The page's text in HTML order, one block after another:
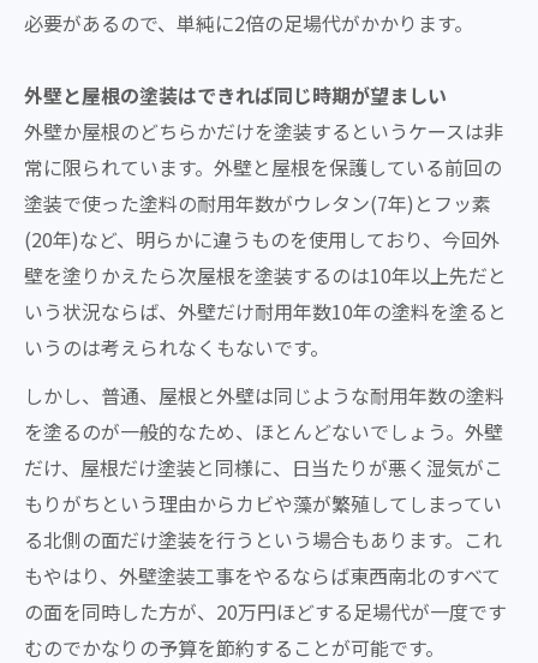
必要があるので、単純に2倍の足場代がかかります。
外壁と屋根の塗装はできれば同じ時期が望ましい
外壁か屋根のどちらかだけを塗装するというケースは非
常に限られています。外壁と屋根を保護している前回の
塗装で使った塗料の耐用年数がウレタン(7年)とフッ素
(20年)など、明らかに違うものを使用しており、今回外
壁を塗りかえたら次屋根を塗装するのは10年以上先だと
いう状況ならば、外壁だけ耐用年数10年の塗料を塗ると
いうのは考えられなくもないです。
しかし、普通、屋根と外壁は同じような耐用年数の塗料
を塗るのが一般的なため、ほとんどないでしょう。外壁
だけ、屋根だけ塗装と同様に、日当たりが悪く湿気がこ
もりがちという理由からカビや藻が繁殖してしまってい
る北側の面だけ塗装を行うという場合もあります。これ
もやはり、外壁塗装工事をやるならば東西南北のすべて
の面を同時した方が、20万円ほどする足場代が一度です
むのでかなりの予算を節約することが可能です。